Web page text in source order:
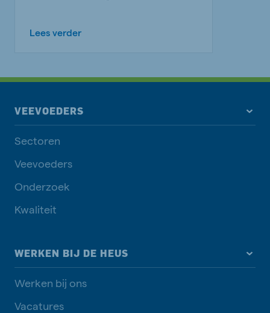
Lees verder
VEEVOEDERS
Sectoren
Veevoeders
Onderzoek
Kwaliteit
WERKEN BIJ DE HEUS
Werken bij ons
Vacatures